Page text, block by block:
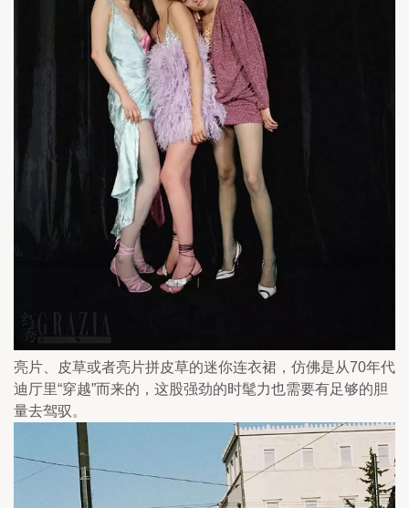
亮片、皮草或者亮片拼皮草的迷你连衣裙，仿佛是从70年代
迪厅里“穿越”而来的，这股强劲的时髦力也需要有足够的胆
量去驾驭。